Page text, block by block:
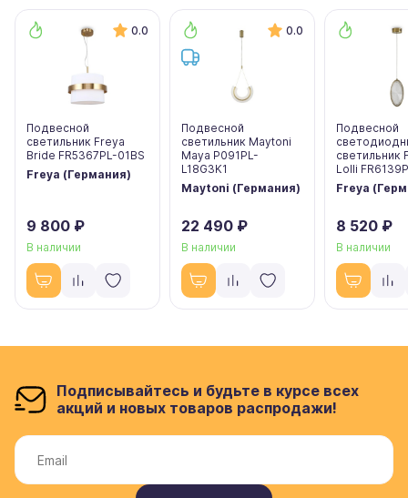
0.0
Подвесной
светильник Freya
Bride FR5367PL-01BS
Freya (Германия)
9 800 ₽
В наличии
0.0
Подвесной
светильник Maytoni
Maya P091PL-
L18G3K1
Maytoni (Германия)
22 490 ₽
В наличии
Подвесной
светильник
Lolli
Freya
8 520 ₽
В наличии
Подписывайтесь и будьте в курсе всех
акций и новых товаров распродажи!